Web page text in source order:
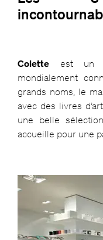
Coletteest un
mondialement
grands noms, le
avec des livres
une belle
accueille pour une